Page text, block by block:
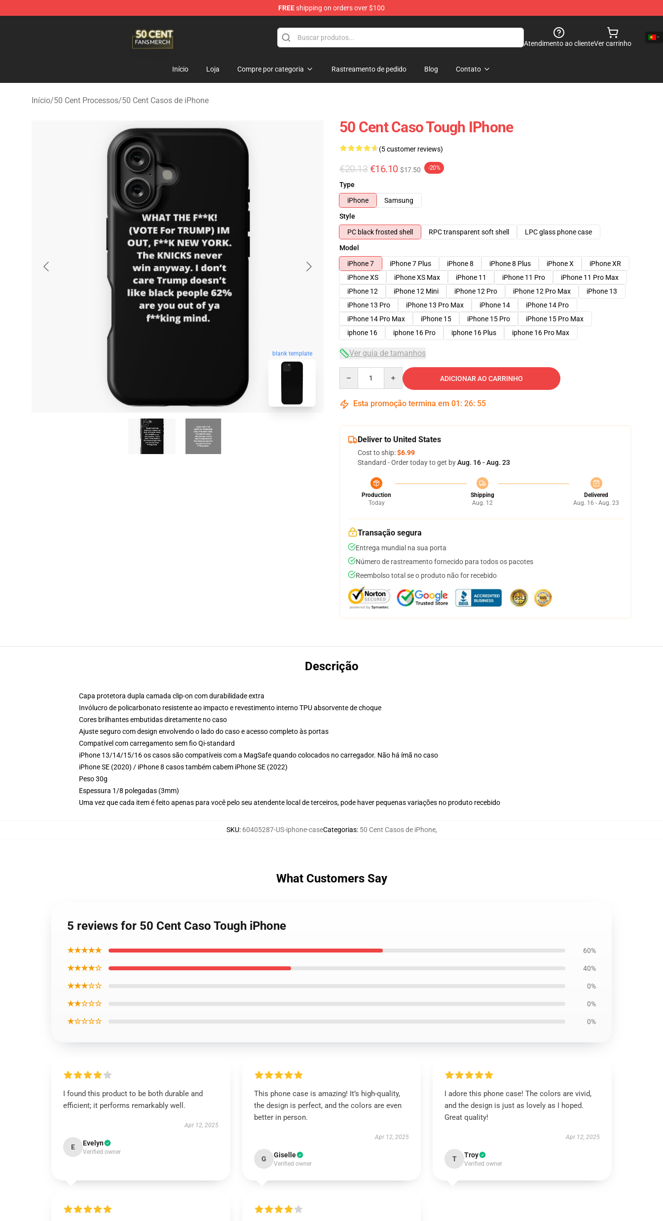
FREEshipping on orders over $100
Atendimento ao clienteVer carrinho
Início Loja Compre por categoria Rastreamento de pedido Blog Contato
Início/50 Cent Processos/50 Cent Casos de iPhone
blank template
50 Cent Caso Tough IPhone
(5 customer reviews)
€20.13 €16.10 $17.50 -20%
Type
iPhone
Samsung
Style
PC black frosted shell
RPC transparent soft shell
LPC glass phone case
Model
iPhone 7
iPhone 7 Plus iPhone 8 iPhone 8 Plus iPhone X
iPhone XR
iPhone XS
iPhone XS Max iPhone 11 iPhone 11 Pro
iPhone 11 Pro Max
iPhone 12
iPhone 12 Mini iPhone 12 Pro iPhone 12 Pro Max
iPhone 13
iPhone 13 Pro
iPhone 13 Pro Max iPhone 14
iPhone 14 Pro
iPhone 14 Pro Max
iPhone 15 iPhone 15 Pro
iPhone 15 Pro Max
iphone 16
iphone 16 Pro iphone 16 Plus iphone 16 Pro Max
Ver guia de tamanhos
ADICIONAR AO CARRINHO
Esta promoção termina em 01 : 26: 54
Deliver to United States
Cost to ship:$6.99
Standard - Order today to get byAug. 16 - Aug. 23
Production
Today
Shipping
Aug. 12
Delivered
Aug. 16 - Aug. 23
Transação segura
Entrega mundial na sua porta
Número de rastreamento fornecido para todos os pacotes
Reembolso total se o produto não for recebido
Descrição
Capa protetora dupla camada clip-on com durabilidade extra
Invólucro de policarbonato resistente ao impacto e revestimento interno TPU absorvente de choque
Cores brilhantes embutidas diretamente no caso
Ajuste seguro com design envolvendo o lado do caso e acesso completo às portas
Compatível com carregamento sem fio Qi-standard
iPhone 13/14/15/16 os casos são compatíveis com a MagSafe quando colocados no carregador. Não há ímã no caso
iPhone SE (2020) / iPhone 8 casos também cabem iPhone SE (2022)
Peso 30g
Espessura 1/8 polegadas (3mm)
Uma vez que cada item é feito apenas para você pelo seu atendente local de terceiros, pode haver pequenas variações no produto recebido
SKU: 60405287-US-iphone-caseCategorias: 50 Cent Casos de iPhone,
What Customers Say
5 reviews for 50 Cent Caso Tough iPhone
★★★★★ 60%
★★★★☆ 40%
★★★☆☆ 0%
★★☆☆☆ 0%
★☆☆☆☆ 0%
I found this product to be both durable and
efficient; it performs remarkably well.
Apr 12, 2025
E Evelyn
Verified owner
This phone case is amazing! It’s high-quality,
the design is perfect, and the colors are even
better in person.
Apr 12, 2025
G Giselle
Verified owner
I adore this phone case! The colors are vivid,
and the design is just as lovely as I hoped.
Great quality!
Apr 12, 2025
T Troy
Verified owner